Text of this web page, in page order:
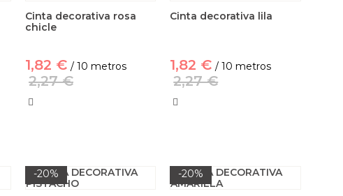
Cinta decorativa rosa
chicle
1,82 € / 10 metros
2,27 €
Cinta decorativa lila
1,82 € / 10 metros
2,27 €
-20% -20%